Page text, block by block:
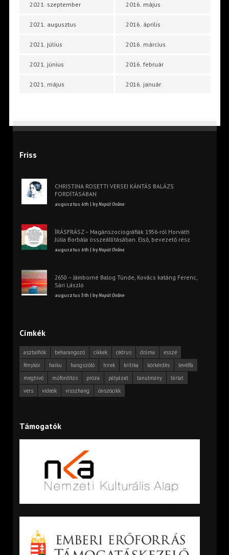
2021. szeptember
2021. augusztus
2021. július
2021. június
2021. május
2016. május
2016. április
2016. március
2016. február
2016. január
Friss
CHRISTINA ROSETTI VERSEI KÁNTÁS BALÁZS
FORDÍTÁSÁBAN
augusztus 6th | byNapút Online
ÍRÁSFRÁSZ – Magánszociográfiák 1956-ról Horváth
Júlia Borbála összeállításában. Első, bevezető rész
augusztus 6th | byNapút Online
2650 – Jámborné Balog Tünde, Kovács katáng Ferenc,
Sári László
augusztus 5th | byNapút Online
Címkék
asztalfiók beharangozó cikkek cédrus dráma
esszé
fénykör
haiku hangszóló hírek kritika körkérdés
levélfa
meghívó
műfordítás próza pályázat tanulmány
tárlat
vers
videók visszhang önszócikk
Támogatók